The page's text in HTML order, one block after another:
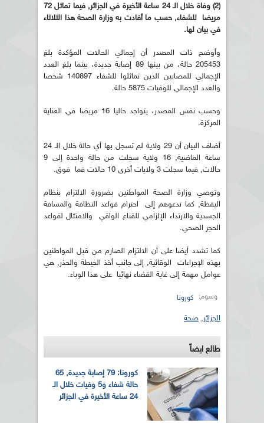
(2) وفاة خلال الـ 24 ساعة الأخيرة في الجزائر, فيما تماثل 72
مريضا للشفاء, حسب ما أفادت به وزارة الصحة هذا الثلاثاء
في بيان لها.
وأوضح ذات المصدر أن إجمالي الحالات المؤكدة بلغ
205453 حالة، من بينها 89 إصابة جديدة، بينما بلغ العدد
الإجمالي للمصابين الذين تماثلوا للشفاء 140897 شخصا
والعدد الإجمالي للوفيات 5875 حالة.
وحسب نفس المصدر، يتواجد حاليا 16 مريضا في العناية
المركزة.
أضاف البيان أن 29 ولاية لم تسجل بها أي حالة خلال الـ 24
ساعة الماضية, 16 ولاية سجلت من حالة واحدة إلى 9
حالات, فيما سجلت 3 ولايات أخرى 10 حالات فما فوق.
وتوصي وزارة الصحة المواطنين بضرورة الالتزام بنظام
اليقظة, كما تدعوهم إلى احترام قواعد النظافة والمسافة
الجسدية والارتداء الإلزامي للقناع الواقي والامتثال لقواعد
الحجر الصحي.
كما تشدد أيضا على أن الالتزام الصارم من قبل المواطنين
بهذه الإجراءات الوقائية, إلى جانب أخذ الحيطة والحذر, هي
عوامل مهمة إلى غاية القضاء نهائيا على هذا الوباء.
وسوم: كورونا
الجزائر, صحة
طالع ايضاً
كورونا: 79 إصابة جديدة, 65
حالة شفاء و5 وفيات خلال الـ
24 ساعة الأخيرة في الجزائر